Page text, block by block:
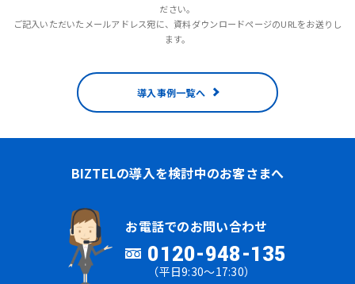
ださい。
ご記入いただいたメールアドレス宛に、資料ダウンロードページのURLをお送りし
ます。
導入事例一覧へ
BIZTELの導入を検討中のお客さまへ
お電話でのお問い合わせ
0120-948-135
（平日9:30～17:30）